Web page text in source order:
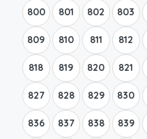
800 801 802 803
809 810 811 812
818 819 820 821
827 828 829 830
836 837 838 839